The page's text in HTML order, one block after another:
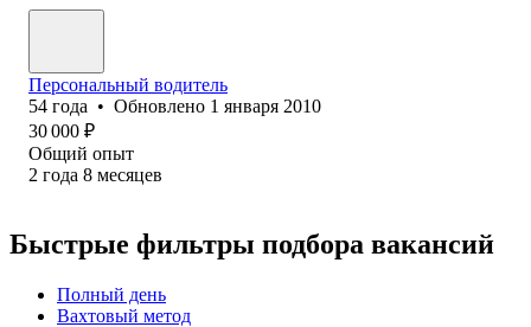
Персональный водитель
54 года • Обновлено 1 января 2010
30 000 ₽
Общий опыт
2 года 8 месяцев
Быстрые фильтры подбора вакансий
Полный день
Вахтовый метод